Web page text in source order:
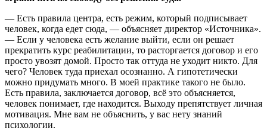
— Есть правила центра, есть режим, который подписывает
человек, когда едет сюда, — объясняет директор «Источника».
— Если у человека есть желание выйти, если он решает
прекратить курс реабилитации, то расторгается договор и его
просто увозят домой. Просто так оттуда не уходит никто. Для
чего? Человек туда приехал осознанно. А гипотетически
можно придумать много. В моей практике такого не было.
Есть правила, заключается договор, всё это объясняется,
человек понимает, где находится. Выходу препятствует личная
мотивация. Мне вам не объяснить, у вас нету знаний
психологии.